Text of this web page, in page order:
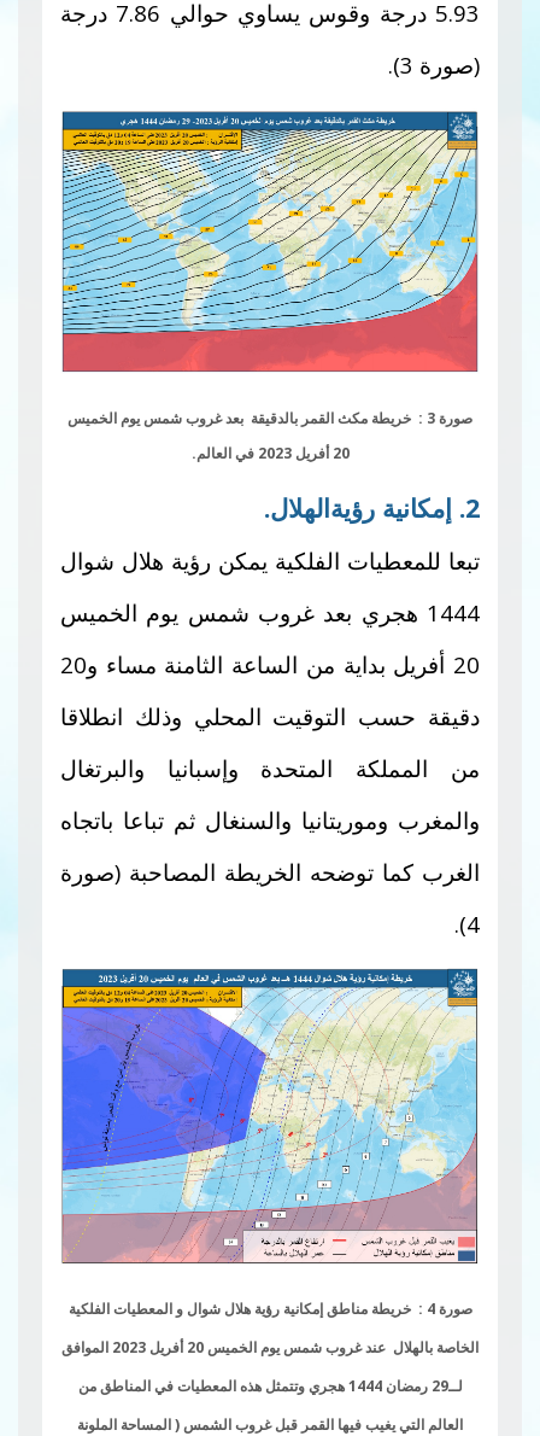
5.93 درجة وقوس يساوي حوالي 7.86 درجة
(صورة 3).
صورة 3 : خريطة مكث القمر بالدقيقة بعد غروب شمس يوم الخميس
20 أفريل 2023 في العالم.
2. إمكانية رؤيةالهلال.
تبعا للمعطيات الفلكية يمكن رؤية هلال شوال
1444 هجري بعد غروب شمس يوم الخميس
20 أفريل بداية من الساعة الثامنة مساء و20
دقيقة حسب التوقيت المحلي وذلك انطلاقا
من
المملكة المتحدة وإسبانيا والبرتغال
والمغرب وموريتانيا والسنغال ثم تباعا باتجاه
الغرب كما توضحه الخريطة المصاحبة (صورة
4).
صورة 4 : خريطة مناطق إمكانية رؤية هلال شوال و المعطيات الفلكية
الخاصة بالهلال عند غروب شمس يوم الخميس 20 أفريل 2023 الموافق
لــ29 رمضان 1444 هجري وتتمثل هذه المعطيات في المناطق من
العالم التي يغيب فيها القمر قبل غروب الشمس ( المساحة الملونة